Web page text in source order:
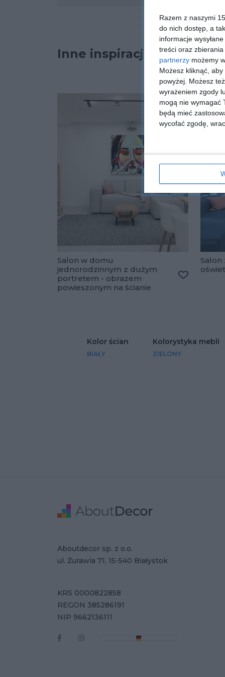
Razem z naszymi
do nich dostęp, a
informacje
treści oraz
partnerzy możemy
Możesz kliknąć,
powyżej. Możesz
wyrażeniem zgody
mogą nie wymagać
będą mieć
wycofać zgodę,
Inne inspiracje
Salon w domu
jednorodzinnym z dużym
portretem - obrazem
powieszonym na ścianie
Salon
Kolor ścian
BIAŁY
Kolorystyka mebli
ZIELONY
Adres
Aboutdecor sp. z o.o.
ul. Żurawia 71, 15-540 Białystok
Dane Firmy
KRS 0000822858
REGON 385286191
NIP 9662136111